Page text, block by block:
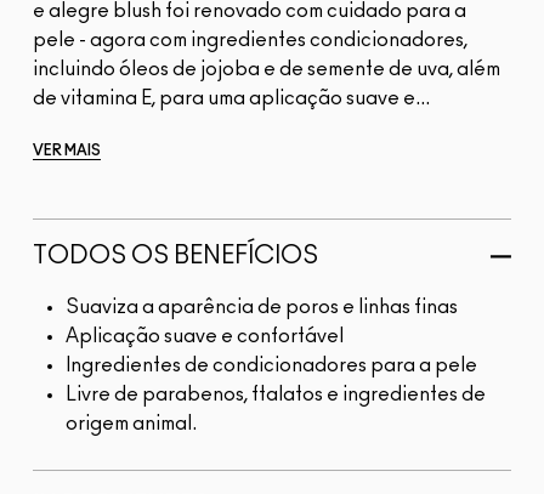
e alegre blush foi renovado com cuidado para a
pele - agora com ingredientes condicionadores,
incluindo óleos de jojoba e de semente de uva, além
de vitamina E, para uma aplicação suave e...
VER MAIS
TODOS OS BENEFÍCIOS
Suaviza a aparência de poros e linhas finas
Aplicação suave e confortável
Ingredientes de condicionadores para a pele
Livre de parabenos, ftalatos e ingredientes de
origem animal.